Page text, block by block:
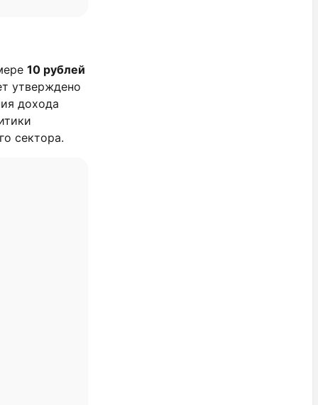
10 рублей
утверждено
дохода
сектора.